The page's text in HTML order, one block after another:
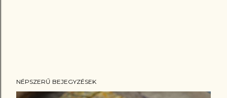
NÉPSZERŰ BEJEGYZÉSEK